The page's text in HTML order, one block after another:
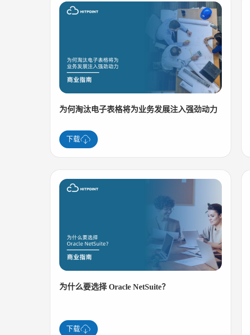
为何淘汰电子表格将为业务发展注入强劲动力
下载
为什么要选择 Oracle NetSuite？
下载